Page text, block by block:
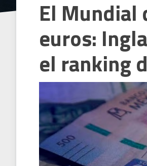
El Mundial
euros:
el ranking